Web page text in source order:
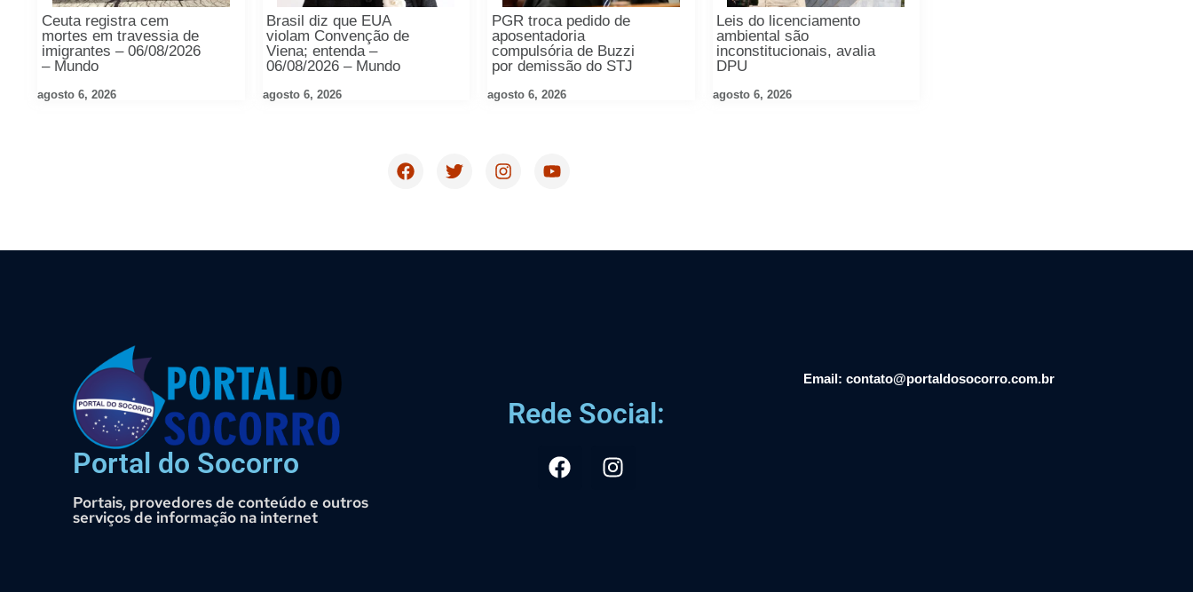
Ceuta registra cem
mortes em travessia de
imigrantes – 06/08/2026
– Mundo
agosto 6, 2026
Brasil diz que EUA
violam Convenção de
Viena; entenda –
06/08/2026 – Mundo
agosto 6, 2026
PGR troca pedido de
aposentadoria
compulsória de Buzzi
por demissão do STJ
agosto 6, 2026
Leis do licenciamento
ambiental são
inconstitucionais, avalia
DPU
agosto 6, 2026
Portal do Socorro
Portais, provedores de conteúdo e outros
serviços de informação na internet
Rede Social:
Email: contato@portaldosocorro.com.br